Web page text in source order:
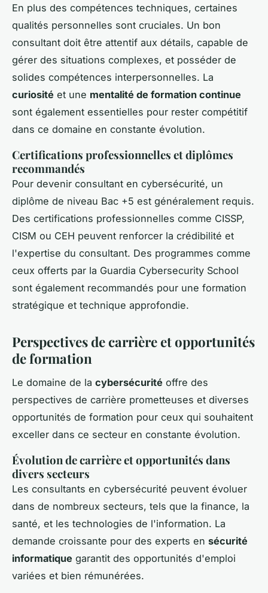
En plus des compétences techniques, certaines
qualités personnelles sont cruciales. Un bon
consultant doit être attentif aux détails, capable de
gérer des situations complexes, et posséder de
solides compétences interpersonnelles. La
curiosité et une mentalité de formation continue
sont également essentielles pour rester compétitif
dans ce domaine en constante évolution.
Certifications professionnelles et diplômes
recommandés
Pour devenir consultant en cybersécurité, un
diplôme de niveau Bac +5 est généralement requis.
Des certifications professionnelles comme CISSP,
CISM ou CEH peuvent renforcer la crédibilité et
l'expertise du consultant. Des programmes comme
ceux offerts par la Guardia Cybersecurity School
sont également recommandés pour une formation
stratégique et technique approfondie.
Perspectives de carrière et opportunités
de formation
Le domaine de la cybersécurité offre des
perspectives de carrière prometteuses et diverses
opportunités de formation pour ceux qui souhaitent
exceller dans ce secteur en constante évolution.
Évolution de carrière et opportunités dans
divers secteurs
Les consultants en cybersécurité peuvent évoluer
dans de nombreux secteurs, tels que la finance, la
santé, et les technologies de l'information. La
demande croissante pour des experts en sécurité
informatique garantit des opportunités d'emploi
variées et bien rémunérées.